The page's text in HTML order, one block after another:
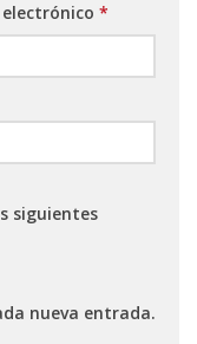
*
siguientes
nueva entrada.